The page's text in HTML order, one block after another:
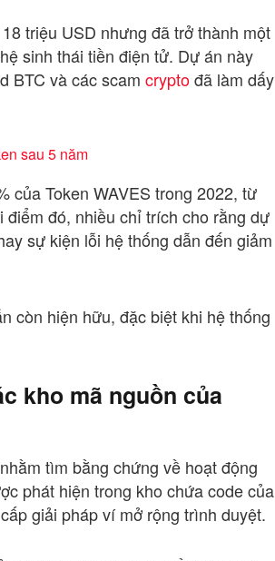
triệu USD nhưng đã trở thành một
sinh thái tiền điện tử. Dự án này
BTC và các scam cryptođã làm dấy
sau 5 năm
của Token WAVES trong 2022, từ
đó, nhiều chỉ trích cho rằng dự
sự kiện lỗi hệ thống dẫn đến giảm
còn hiện hữu, đặc biệt khi hệ thống
kho mã nguồn của
tìm bằng chứng về hoạt động
phát hiện trong kho chứa code của
giải pháp ví mở rộng trình duyệt.